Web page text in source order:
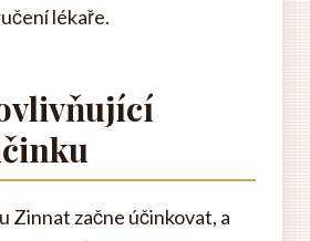
lékaře.
Zinnat začne účinkovat, a